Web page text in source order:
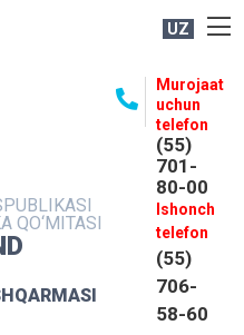
UZ
QO‘MITASI
Murojaat
uchun
telefon
(55)
701-
80-00
Ishonch
telefon
(55)
706-
58-60